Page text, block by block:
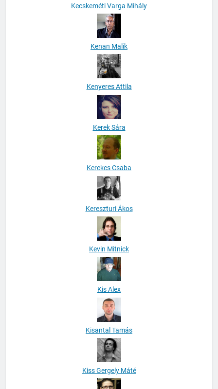
Kecskeméti Varga Mihály
Kenan Malik
Kenyeres Attila
Kerek Sára
Kerekes Csaba
Kereszturi Ákos
Kevin Mitnick
Kis Alex
Kisantal Tamás
Kiss Gergely Máté